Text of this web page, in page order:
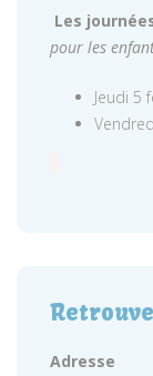
Les
pour les
Jeudi 5
Adresse